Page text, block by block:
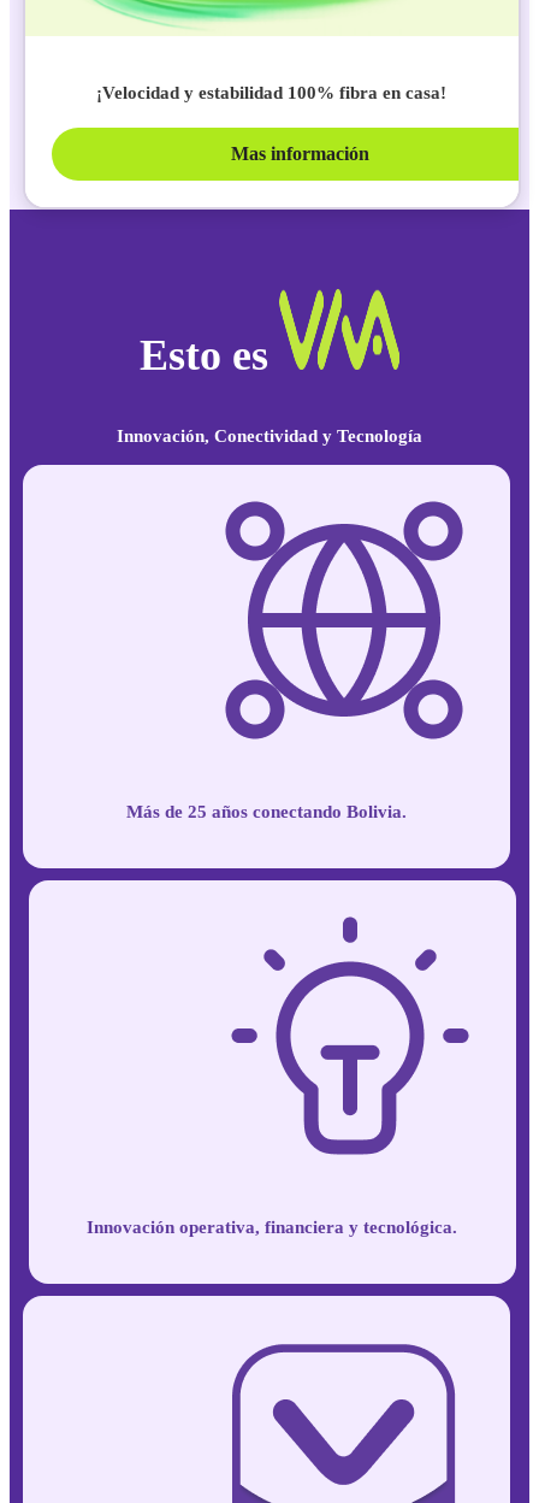
¡Velocidad y estabilidad 100% fibra en casa!
Mas información
Esto es
Innovación, Conectividad y Tecnología
Más de 25 años conectando Bolivia.
Innovaciónoperativa, financiera y tecnológica.